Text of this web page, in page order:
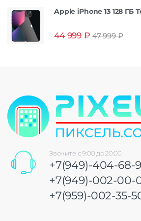
Apple iPhone 13 128 ГБ
44 999 ₽ 47 999₽
Звоните с 9:00 до 20:00
+7(949)-404-68-
+7(949)-002-00-
+7(959)-002-35-